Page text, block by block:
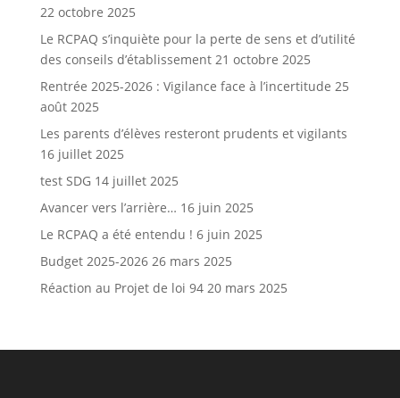
22 octobre 2025
Le RCPAQ s’inquiète pour la perte de sens et d’utilité
des conseils d’établissement 21 octobre 2025
Rentrée 2025-2026 : Vigilance face à l’incertitude 25
août 2025
Les parents d’élèves resteront prudents et vigilants
16 juillet 2025
test SDG 14 juillet 2025
Avancer vers l’arrière… 16 juin 2025
Le RCPAQ a été entendu ! 6 juin 2025
Budget 2025-2026 26 mars 2025
Réaction au Projet de loi 94 20 mars 2025